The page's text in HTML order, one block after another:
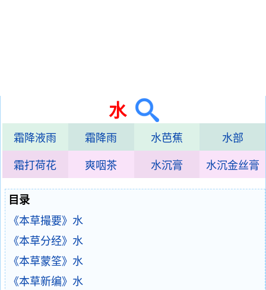
水
霜降液雨 霜降雨 水芭蕉 水部
霜打荷花 爽咽茶 水沉膏 水沉金丝膏
目录
《本草撮要》水
《本草分经》水
《本草蒙筌》水
《本草新编》水